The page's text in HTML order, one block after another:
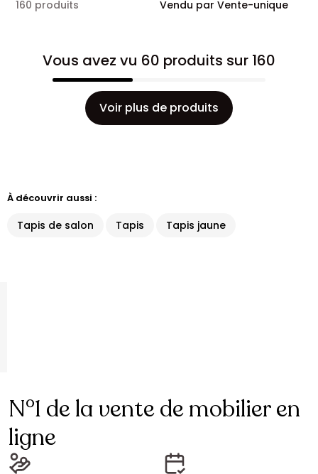
160 produits Vendu par Vente-unique
Vous avez vu 60 produits sur 160
Voir plus de produits
À découvrir aussi :
Tapis de salon Tapis Tapis jaune
N°1 de la vente de mobilier en
ligne